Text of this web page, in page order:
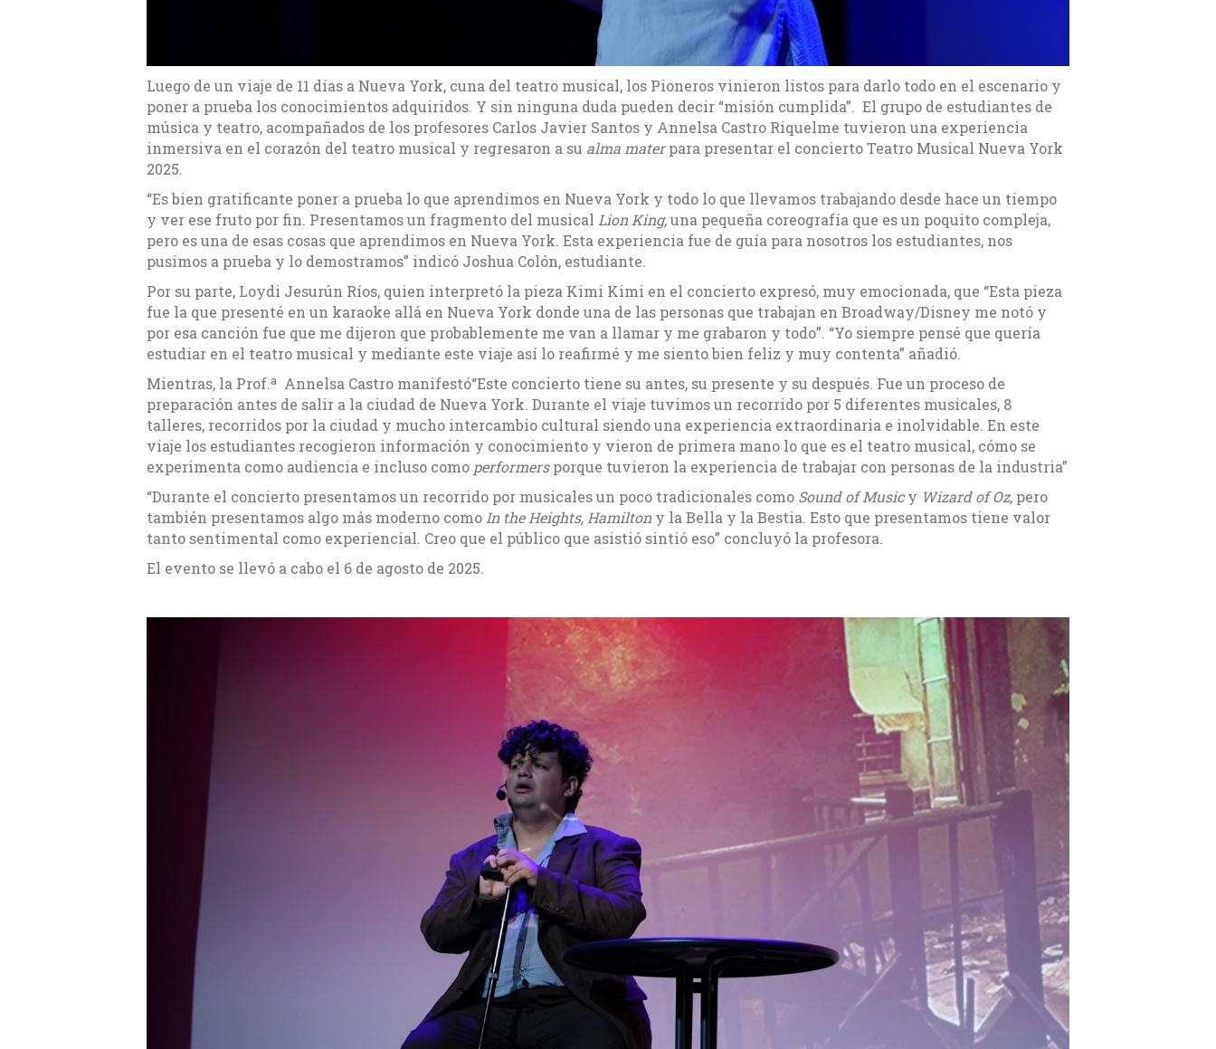
Luego de un viaje de 11 días a Nueva York, cuna del teatro musical, los Pioneros vinieron listos para darlo todo en el escenario y
poner a prueba los conocimientos adquiridos. Y sin ninguna duda pueden decir “misión cumplida”. El grupo de estudiantes de
música y teatro, acompañados de los profesores Carlos Javier Santos y Annelsa Castro Riquelme tuvieron una experiencia
inmersiva en el corazón del teatro musical y regresaron a su alma materpara presentar el concierto Teatro Musical Nueva York
2025.
“Es bien gratificante poner a prueba lo que aprendimos en Nueva York y todo lo que llevamos trabajando desde hace un tiempo
y ver ese fruto por fin. Presentamos un fragmento del musical Lion King,una pequeña coreografía que es un poquito compleja,
pero es una de esas cosas que aprendimos en Nueva York. Esta experiencia fue de guía para nosotros los estudiantes, nos
pusimos a prueba y lo demostramos” indicó Joshua Colón, estudiante.
Por su parte, Loydi Jesurún Ríos, quien interpretó la pieza Kimi Kimi en el concierto expresó, muy emocionada, que “Esta pieza
fue la que presenté en un karaoke allá en Nueva York donde una de las personas que trabajan en Broadway/Disney me notó y
por esa canción fue que me dijeron que probablemente me van a llamar y me grabaron y todo”. “Yo siempre pensé que quería
estudiar en el teatro musical y mediante este viaje así lo reafirmé y me siento bien feliz y muy contenta” añadió.
Mientras, la Prof.ª Annelsa Castro manifestó“Este concierto tiene su antes, su presente y su después. Fue un proceso de
preparación antes de salir a la ciudad de Nueva York. Durante el viaje tuvimos un recorrido por 5 diferentes musicales, 8
talleres, recorridos por la ciudad y mucho intercambio cultural siendo una experiencia extraordinaria e inolvidable. En este
viaje los estudiantes recogieron información y conocimiento y vieron de primera mano lo que es el teatro musical, cómo se
experimenta como audiencia e incluso como performersporque tuvieron la experiencia de trabajar con personas de la industria”
“Durante el concierto presentamos un recorrido por musicales un poco tradicionales como Sound of Musicy Wizard of Oz, pero
también presentamos algo más moderno como In the Heights, Hamiltony la Bella y la Bestia. Esto que presentamos tiene valor
tanto sentimental como experiencial. Creo que el público que asistió sintió eso” concluyó la profesora.
El evento se llevó a cabo el 6 de agosto de 2025.